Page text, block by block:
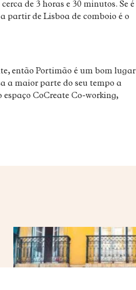
de 3 horas e 30 minutos. Se é
partir de Lisboa de comboio é o
então Portimão é um bom lugar
a maior parte do seu tempo a
CoCreate Co-working,